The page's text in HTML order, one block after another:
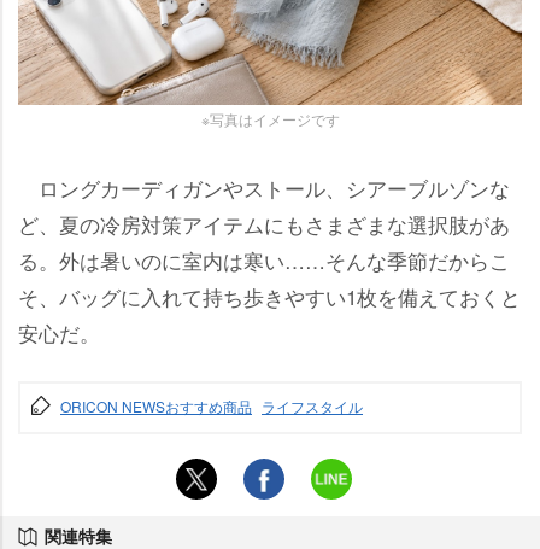
※写真はイメージです
ロングカーディガンやストール、シアーブルゾンな
ど、夏の冷房対策アイテムにもさまざまな選択肢があ
る。外は暑いのに室内は寒い……そんな季節だからこ
そ、バッグに入れて持ち歩きやすい1枚を備えておくと
安心だ。
ORICON NEWSおすすめ商品 ライフスタイル
関連特集